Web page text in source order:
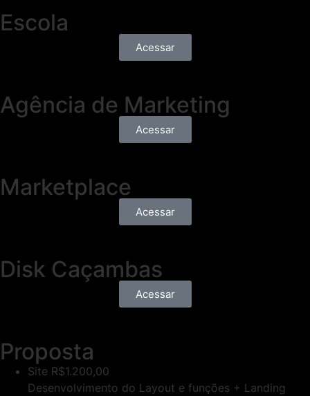
Escola
Acessar
Agência de Marketing
Acessar
Marketplace
Acessar
Disk Caçambas
Acessar
Proposta
Site R$1.200,00
Desenvolvimento do Layout e funções + Landing